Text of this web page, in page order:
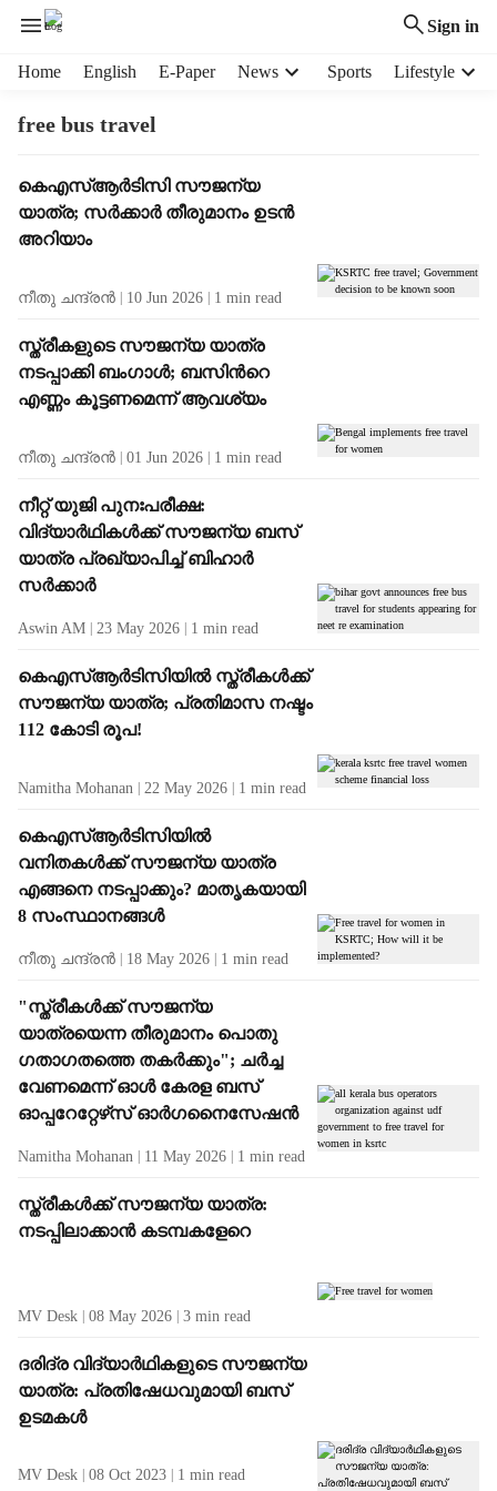
Sign in
Home English E-Paper News Sports Lifestyle
free bus travel
T
a
g
s
l
t
s
കെഎസ്ആർടിസി സൗജന്യ
യാത്ര; സർക്കാർ തീരുമാനം ഉടൻ
അറിയാം
നീതു ചന്ദ്രൻ 10 Jun 2026 1 min read
സ്ത്രീകളുടെ സൗജന്യ യാത്ര
നടപ്പാക്കി ബംഗാൾ; ബസിന്‍റെ
എണ്ണം കൂട്ടണമെന്ന് ആവശ്യം
നീതു ചന്ദ്രൻ 01 Jun 2026 1 min read
നീറ്റ് യുജി പുനഃപരീക്ഷ:
വിദ്യാർഥികൾക്ക് സൗജന്യ ബസ്
യാത്ര പ്രഖ്യാപിച്ച് ബിഹാർ
സർക്കാർ
Aswin AM 23 May 2026 1 min read
കെഎസ്ആർടിസിയിൽ സ്ത്രീകൾക്ക്
സൗജന്യ യാത്ര; പ്രതിമാസ നഷ്ടം
112 കോടി രൂപ!
Namitha Mohanan 22 May 2026 1 min read
കെഎസ്ആർടിസിയിൽ
വനിതകൾക്ക് സൗജന്യ യാത്ര
എങ്ങനെ നടപ്പാക്കും? മാതൃകയായി
8 സംസ്ഥാനങ്ങൾ
നീതു ചന്ദ്രൻ 18 May 2026 1 min read
"സ്ത്രീകൾക്ക് സൗജന്യ
യാത്രയെന്ന തീരുമാനം പൊതു
ഗതാഗതത്തെ തകർക്കും"; ചർച്ച
വേണമെന്ന് ഓൾ കേരള ബസ്
ഓപ്പറേറ്റേഴ്‌സ് ഓർഗനൈസേഷൻ
Namitha Mohanan 11 May 2026 1 min read
സ്ത്രീകള്‍ക്ക് സൗജന്യ യാത്ര:
നടപ്പിലാക്കാന്‍ കടമ്പകളേറെ
MV Desk 08 May 2026 3 min read
ദരിദ്ര വിദ്യാർഥികളുടെ സൗജന്യ
യാത്ര: പ്രതിഷേധവുമായി ബസ്
ഉടമകൾ
MV Desk 08 Oct 2023 1 min read